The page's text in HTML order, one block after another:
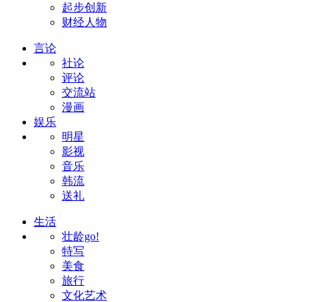
起步创新
财经人物
言论
社论
评论
交流站
漫画
娱乐
明星
影视
音乐
韩流
送礼
生活
壮龄go!
特写
美食
旅行
文化艺术